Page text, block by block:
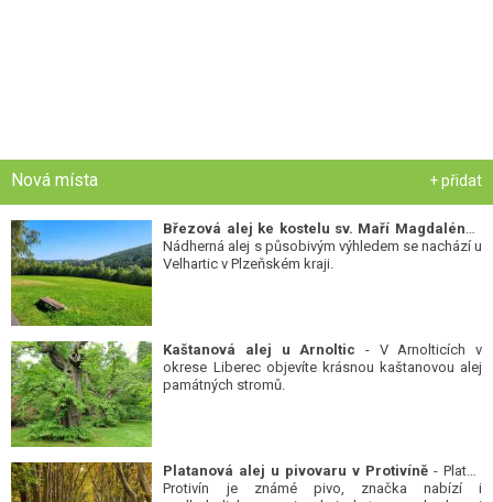
Nová místa + přidat
Nádherná alej s působivým výhledem se nachází u
Velhartic v Plzeňském kraji.
Kaštanová alej u Arnoltic - V Arnolticích v
okrese Liberec objevíte krásnou kaštanovou alej
památných stromů.
Platanová alej u pivovaru v Protivíně - Platan
Protivín je známé pivo, značka nabízí i